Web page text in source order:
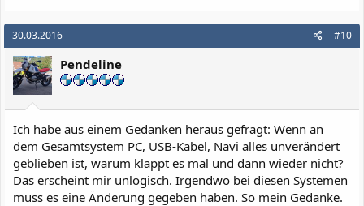
30.03.2016 #10
Pendeline
Ich habe aus einem Gedanken heraus gefragt: Wenn an
dem Gesamtsystem PC, USB-Kabel, Navi alles unverändert
geblieben ist, warum klappt es mal und dann wieder nicht?
Das erscheint mir unlogisch. Irgendwo bei diesen Systemen
muss es eine Änderung gegeben haben. So mein Gedanke.